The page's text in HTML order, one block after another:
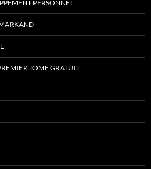
PERSONNEL
TOME GRATUIT